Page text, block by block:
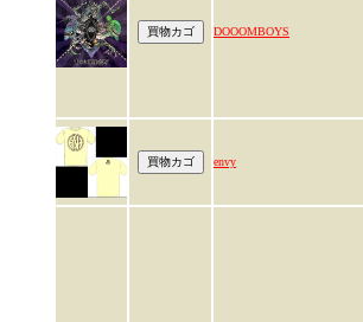
DOOOMBOYS
envy